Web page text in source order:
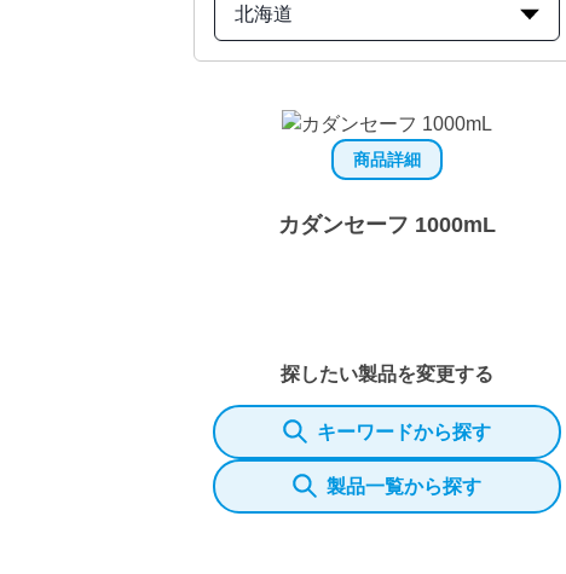
北海道
商品詳細
カダンセーフ 1000mL
探したい製品を変更する
キーワードから探す
製品一覧から探す